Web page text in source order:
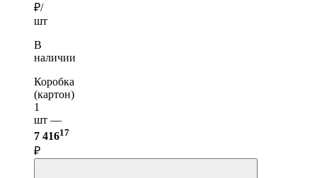
₽/
шт
В
наличии
Коробка
(картон)
1
шт —
7 41617
₽